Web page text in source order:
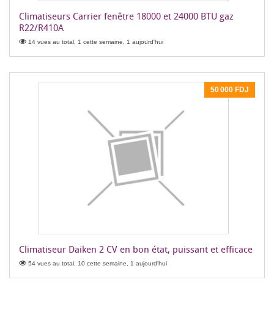
Climatiseurs Carrier fenêtre 18000 et 24000 BTU gaz
R22/R410A
14 vues au total, 1 cette semaine, 1 aujourd'hui
50 000 FDJ
Climatiseur Daiken 2 CV en bon état, puissant et efficace
54 vues au total, 10 cette semaine, 1 aujourd'hui